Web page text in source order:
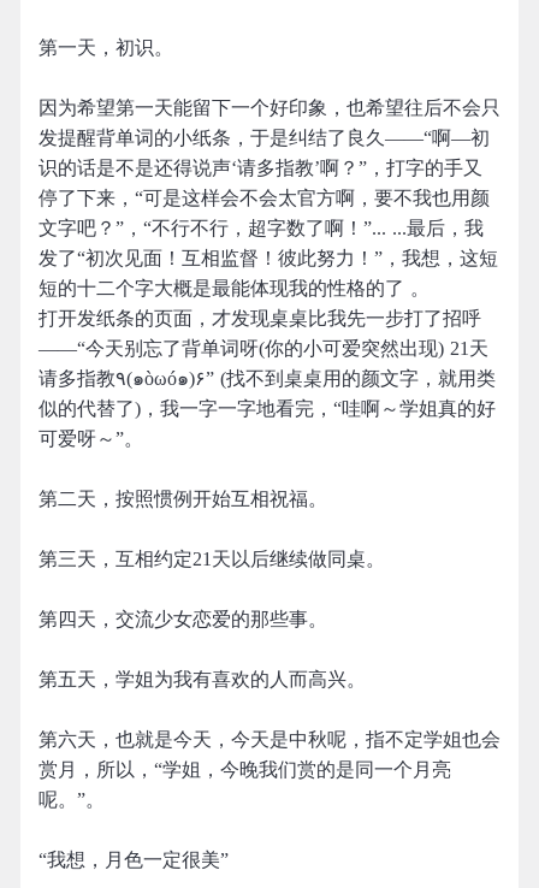
第一天，初识。
因为希望第一天能留下一个好印象，也希望往后不会只
发提醒背单词的小纸条，于是纠结了良久——“啊—初
识的话是不是还得说声‘请多指教’啊？”，打字的手又
停了下来，“可是这样会不会太官方啊，要不我也用颜
文字吧？”，“不行不行，超字数了啊！”... ...最后，我
发了“初次见面！互相监督！彼此努力！”，我想，这短
短的十二个字大概是最能体现我的性格的了 。
打开发纸条的页面，才发现桌桌比我先一步打了招呼
——“今天别忘了背单词呀(你的小可爱突然出现) 21天
请多指教٩(๑òωó๑)۶” (找不到桌桌用的颜文字，就用类
似的代替了)，我一字一字地看完，“哇啊～学姐真的好
可爱呀～”。
第二天，按照惯例开始互相祝福。
第三天，互相约定21天以后继续做同桌。
第四天，交流少女恋爱的那些事。
第五天，学姐为我有喜欢的人而高兴。
第六天，也就是今天，今天是中秋呢，指不定学姐也会
赏月，所以，“学姐，今晚我们赏的是同一个月亮
呢。”。
“我想，月色一定很美”